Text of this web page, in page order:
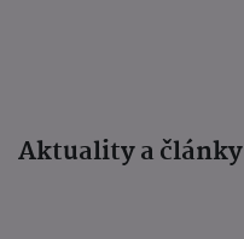
Aktuality a články